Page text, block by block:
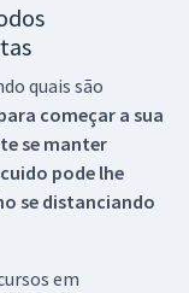
quais são
começar a sua
se manter
pode lhe
se distanciando
em